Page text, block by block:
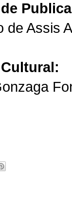
de Assis